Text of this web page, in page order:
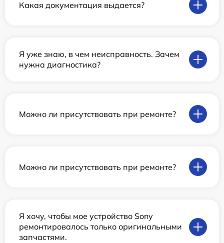
Какая документация выдается?
Я уже знаю, в чем неисправность. Зачем
нужна диагностика?
Можно ли присутствовать при ремонте?
Можно ли присутствовать при ремонте?
Я хочу, чтобы мое устройство Sony
ремонтировалось только оригинальными
запчастями.